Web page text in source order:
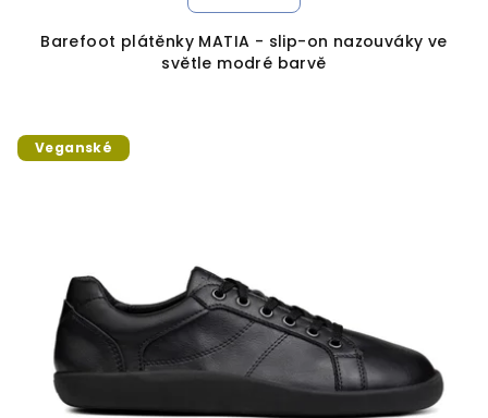
Barefoot plátěnky MATIA - slip-on nazouváky ve
světle modré barvě
Veganské